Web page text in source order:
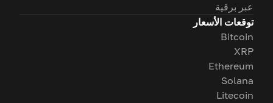
عبر برقية
توقعات الأسعار
Bitcoin
XRP
Ethereum
Solana
Litecoin